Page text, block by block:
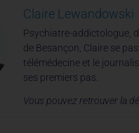
Claire Lewandowski
Psychiatre-addictologue,
de Besançon, Claire se
télémédecine et le
ses premiers pas.
Vous pouvez retrouver la